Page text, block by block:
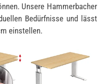
Unsere Hammerbacher
Bedürfnisse und lässt
einstellen.